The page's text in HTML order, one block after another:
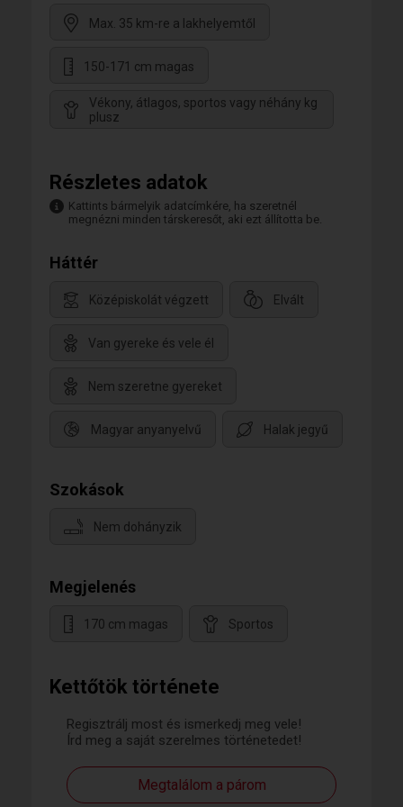
Kettőtök története
Regisztrálj most és ismerkedj meg vele!
Írd meg a saját szerelmes történetedet!
Megtalálom a párom
Max. 35 km-re a lakhelyemtől
150-171 cm magas
Vékony, átlagos, sportos vagy néhány kg
plusz
Részletes adatok
Kattints bármelyik adatcímkére, ha szeretnél
megnézni minden társkeresőt, aki ezt állította be.
Háttér
Középiskolát végzett Elvált
Van gyereke és vele él
Nem szeretne gyereket
Magyar anyanyelvű Halak jegyű
Szokások
Nem dohányzik
Megjelenés
170 cm magas Sportos